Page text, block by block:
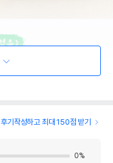
후기작성하고 최대 150점 받기
0%